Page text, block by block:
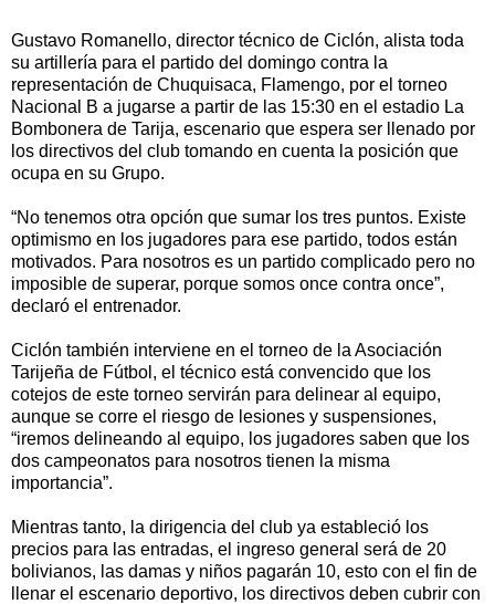
Gustavo Romanello, director técnico de Ciclón, alista toda
su artillería para el partido del domingo contra la
representación de Chuquisaca, Flamengo, por el torneo
Nacional B a jugarse a partir de las 15:30 en el estadio La
Bombonera de Tarija, escenario que espera ser llenado por
los directivos del club tomando en cuenta la posición que
ocupa en su Grupo.
“No tenemos otra opción que sumar los tres puntos. Existe
optimismo en los jugadores para ese partido, todos están
motivados. Para nosotros es un partido complicado pero no
imposible de superar, porque somos once contra once”,
declaró el entrenador.
Ciclón también interviene en el torneo de la Asociación
Tarijeña de Fútbol, el técnico está convencido que los
cotejos de este torneo servirán para delinear al equipo,
aunque se corre el riesgo de lesiones y suspensiones,
“iremos delineando al equipo, los jugadores saben que los
dos campeonatos para nosotros tienen la misma
importancia”.
Mientras tanto, la dirigencia del club ya estableció los
precios para las entradas, el ingreso general será de 20
bolivianos, las damas y niños pagarán 10, esto con el fin de
llenar el escenario deportivo, los directivos deben cubrir con